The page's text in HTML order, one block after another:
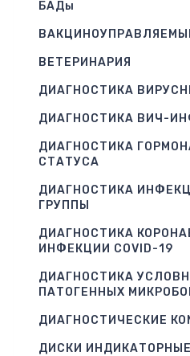
БАДы
ВЕТЕРИНАРИЯ
ДИАГНОСТИКА
ДИАГНОСТИКА ВИЧ-
ДИАГНОСТИКА
СТАТУСА
ДИАГНОСТИКА
ГРУППЫ
ДИАГНОСТИКА
ИНФЕКЦИИ COVID-19
ДИАГНОСТИКА
ПАТОГЕННЫХ
ДИАГНОСТИЧЕСКИЕ
ДИСКИ